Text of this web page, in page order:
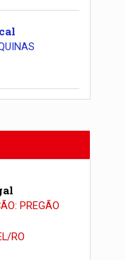
PREGÃO
RO